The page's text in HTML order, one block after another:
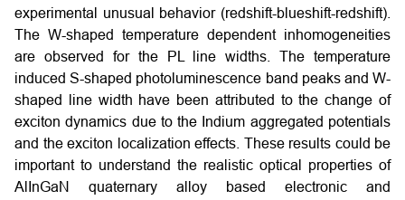
experimental unusual behavior (redshift-blueshift-redshift).
The W-shaped temperature dependent inhomogeneities
are observed for the PL line widths. The temperature
induced S-shaped photoluminescence band peaks and W-
shaped line width have been attributed to the change of
exciton dynamics due to the Indium aggregated potentials
and the exciton localization effects. These results could be
important to understand the realistic optical properties of
AlInGaN quaternary alloy based electronic and